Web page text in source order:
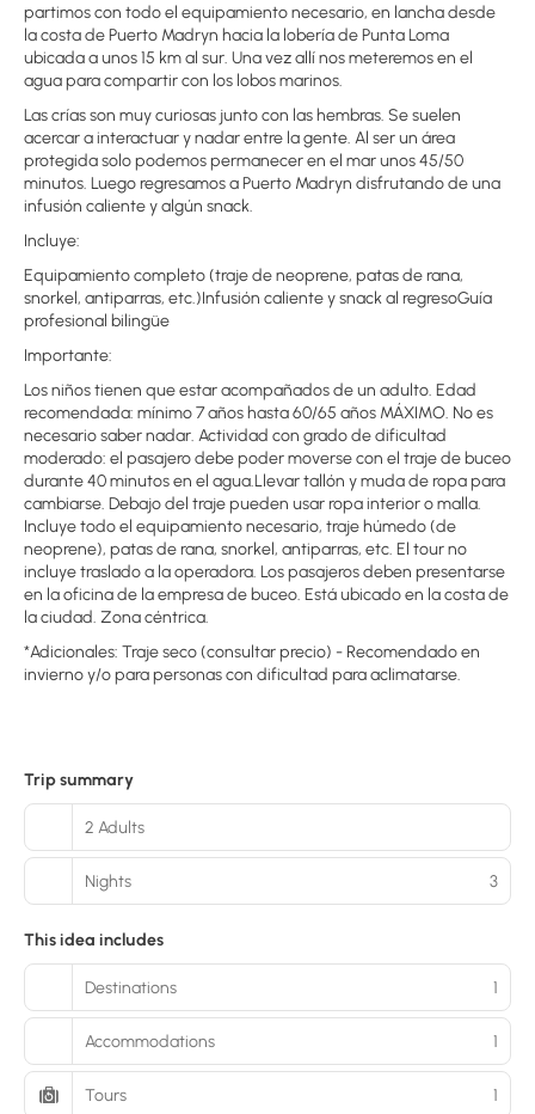
partimos con todo el equipamiento necesario, en lancha desde
la costa de Puerto Madryn hacia la lobería de Punta Loma
ubicada a unos 15 km al sur. Una vez allí nos meteremos en el
agua para compartir con los lobos marinos.
Las crías son muy curiosas junto con las hembras. Se suelen
acercar a interactuar y nadar entre la gente. Al ser un área
protegida solo podemos permanecer en el mar unos 45/50
minutos. Luego regresamos a Puerto Madryn disfrutando de una
infusión caliente y algún snack.
Incluye:
Equipamiento completo (traje de neoprene, patas de rana,
snorkel, antiparras, etc.)Infusión caliente y snack al regresoGuía
profesional bilingüe
Importante:
Los niños tienen que estar acompañados de un adulto. Edad
recomendada: mínimo 7 años hasta 60/65 años MÁXIMO. No es
necesario saber nadar. Actividad con grado de dificultad
moderado: el pasajero debe poder moverse con el traje de buceo
durante 40 minutos en el agua.Llevar tallón y muda de ropa para
cambiarse. Debajo del traje pueden usar ropa interior o malla.
Incluye todo el equipamiento necesario, traje húmedo (de
neoprene), patas de rana, snorkel, antiparras, etc. El tour no
incluye traslado a la operadora. Los pasajeros deben presentarse
en la oficina de la empresa de buceo. Está ubicado en la costa de
la ciudad. Zona céntrica.
*Adicionales: Traje seco (consultar precio) - Recomendado en
invierno y/o para personas con dificultad para aclimatarse.
Trip summary
2 Adults
Nights 3
This idea includes
Destinations 1
Accommodations 1
Tours 1